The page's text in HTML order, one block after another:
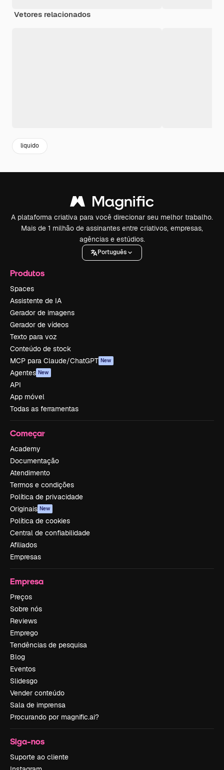
Vetores relacionados
liquido
A plataforma criativa para você direcionar seu melhor trabalho.
Mais de 1 milhão de assinantes entre criativos, empresas,
agências e estúdios.
Português
Produtos
Spaces
Assistente de IA
Gerador de imagens
Gerador de vídeos
Texto para voz
Conteúdo de stock
MCP para Claude/ChatGPT New
Agentes New
API
App móvel
Todas as ferramentas
Começar
Academy
Documentação
Atendimento
Termos e condições
Política de privacidade
Originais New
Política de cookies
Central de confiabilidade
Afiliados
Empresas
Empresa
Preços
Sobre nós
Reviews
Emprego
Tendências de pesquisa
Blog
Eventos
Slidesgo
Vender conteúdo
Sala de imprensa
Procurando por magnific.ai?
Siga-nos
Suporte ao cliente